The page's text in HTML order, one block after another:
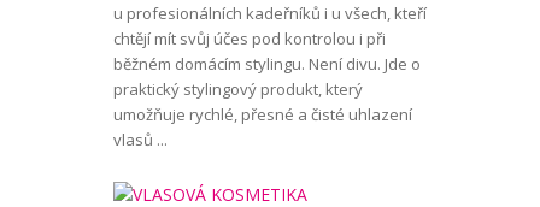
u profesionálních kadeřníků i u všech, kteří
chtějí mít svůj účes pod kontrolou i při
běžném domácím stylingu. Není divu. Jde o
praktický stylingový produkt, který
umožňuje rychlé, přesné a čisté uhlazení
vlasů ...